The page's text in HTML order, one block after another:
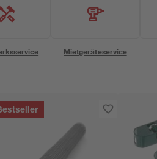
Mietgeräteservice